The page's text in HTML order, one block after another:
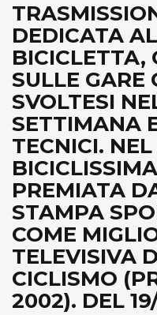
DEDICATA
BICICLETTA,
SULLE GARE
SVOLTESI
SETTIMANA
TECNICI.
PREMIATA
STAMPA
COME
TELEVISIVA
CICLISMO
2002). DEL